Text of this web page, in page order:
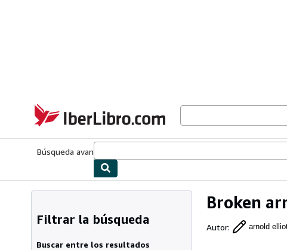
IberLibro.com
Búsqueda avanzada
Broken
Autor: arnold
Filtrar la búsqueda
Buscar entre los resultados